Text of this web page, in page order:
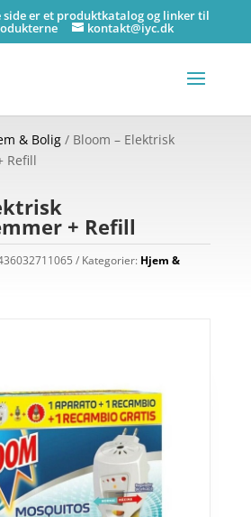
side er et produktkatalog og linker til
kontakt@iyc.dk
& Bolig/ Bloom – Elektrisk
Refill
+ Refill
Kategorier: Hjem &